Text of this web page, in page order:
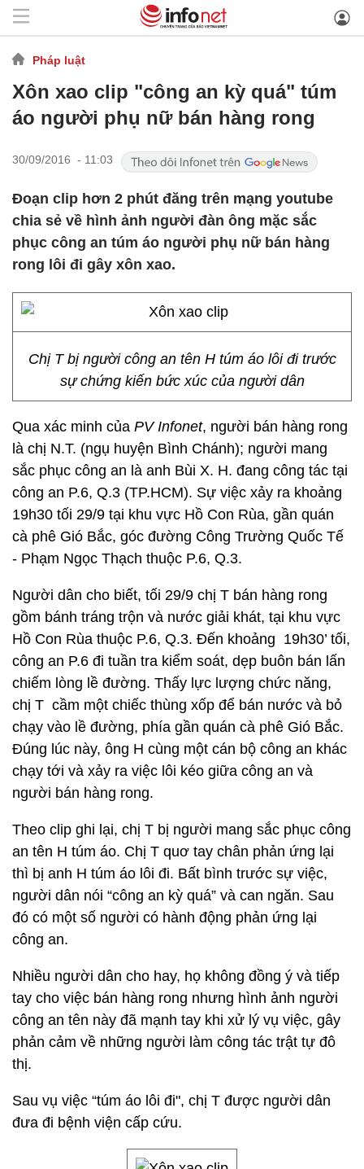
Pháp luật
Xôn xao clip "công an kỳ quá" túm
áo người phụ nữ bán hàng rong
30/09/2016 - 11:03
Đoạn clip hơn 2 phút đăng trên mạng youtube
chia sẻ về hình ảnh người đàn ông mặc sắc
phục công an túm áo người phụ nữ bán hàng
rong lôi đi gây xôn xao.
Chị T bị người công an tên H túm áo lôi đi trước
sự chứng kiến bức xúc của người dân
Qua xác minh của PV Infonet, người bán hàng rong
là chị N.T. (ngụ huyện Bình Chánh); người mang
sắc phục công an là anh Bùi X. H. đang công tác tại
công an P.6, Q.3 (TP.HCM). Sự việc xảy ra khoảng
19h30 tối 29/9 tại khu vực Hồ Con Rùa, gần quán
cà phê Gió Bắc, góc đường Công Trường Quốc Tế
- Phạm Ngọc Thạch thuộc P.6, Q.3.
Người dân cho biết, tối 29/9 chị T bán hàng rong
gồm bánh tráng trộn và nước giải khát, tại khu vực
Hồ Con Rùa thuộc P.6, Q.3. Đến khoảng 19h30’ tối,
công an P.6 đi tuần tra kiểm soát, dẹp buôn bán lấn
chiếm lòng lề đường. Thấy lực lượng chức năng,
chị T cầm một chiếc thùng xốp để bán nước và bỏ
chạy vào lề đường, phía gần quán cà phê Gió Bắc.
Đúng lúc này, ông H cùng một cán bộ công an khác
chạy tới và xảy ra việc lôi kéo giữa công an và
người bán hàng rong.
Theo clip ghi lại, chị T bị người mang sắc phục công
an tên H túm áo. Chị T quơ tay chân phản ứng lại
thì bị anh H túm áo lôi đi. Bất bình trước sự việc,
người dân nói “công an kỳ quá” và can ngăn. Sau
đó có một số người có hành động phản ứng lại
công an.
Nhiều người dân cho hay, họ không đồng ý và tiếp
tay cho việc bán hàng rong nhưng hình ảnh người
công an tên này đã mạnh tay khi xử lý vụ việc, gây
phản cảm về những người làm công tác trật tự đô
thị.
Sau vụ việc “túm áo lôi đi", chị T được người dân
đưa đi bệnh viện cấp cứu.